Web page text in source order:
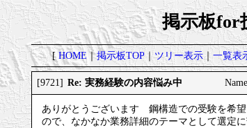
掲示板for
[HOME｜掲示板TOP｜ツリー表示｜一覧表
[9721] Re: 実務経験の内容悩み中
ありがとうございます 鋼構造での受験を希
ので、なかなか業務詳細のテーマとして選定